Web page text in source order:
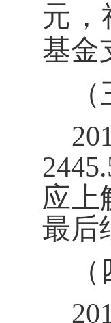
元，
基金
应上
最后